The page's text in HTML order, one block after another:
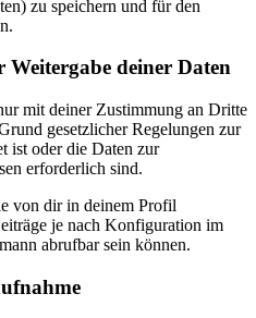
zu speichern und für den
Weitergabe deiner Daten
mit deiner Zustimmung an Dritte
gesetzlicher Regelungen zur
ist oder die Daten zur
erforderlich sind.
von dir in deinem Profil
je nach Konfiguration im
abrufbar sein können.